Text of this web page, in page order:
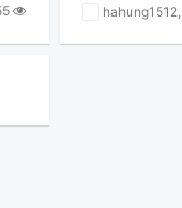
hahung1512,